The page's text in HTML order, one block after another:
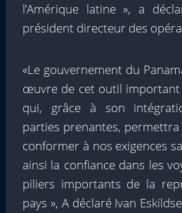
l’Amérique latine », a
président directeur des
«Le gouvernement du
œuvre de cet outil important
qui, grâce à son
parties prenantes, permettra
conformer à nos exigences
ainsi la confiance dans les
piliers importants de la
pays », A déclaré Ivan